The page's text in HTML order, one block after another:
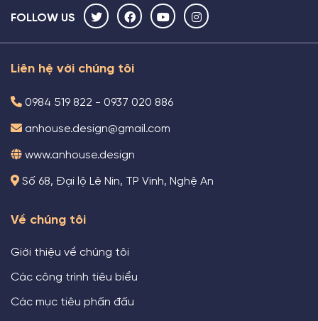
FOLLOW US
Liên hệ với chúng tôi
0984 519 822 - 0937 020 886
anhouse.design@gmail.com
www.anhouse.design
Số 68, Đại lộ Lê Nin, TP Vinh, Nghệ An
Về chúng tôi
Giới thiệu về chúng tôi
Các công trình tiêu biểu
Các mục tiêu phấn đấu